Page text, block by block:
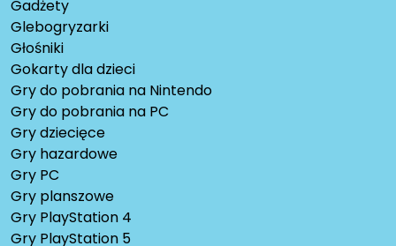
Gadżety
Glebogryzarki
Głośniki
Gokarty dla dzieci
Gry do pobrania na Nintendo
Gry do pobrania na PC
Gry dziecięce
Gry hazardowe
Gry PC
Gry planszowe
Gry PlayStation 4
Gry PlayStation 5